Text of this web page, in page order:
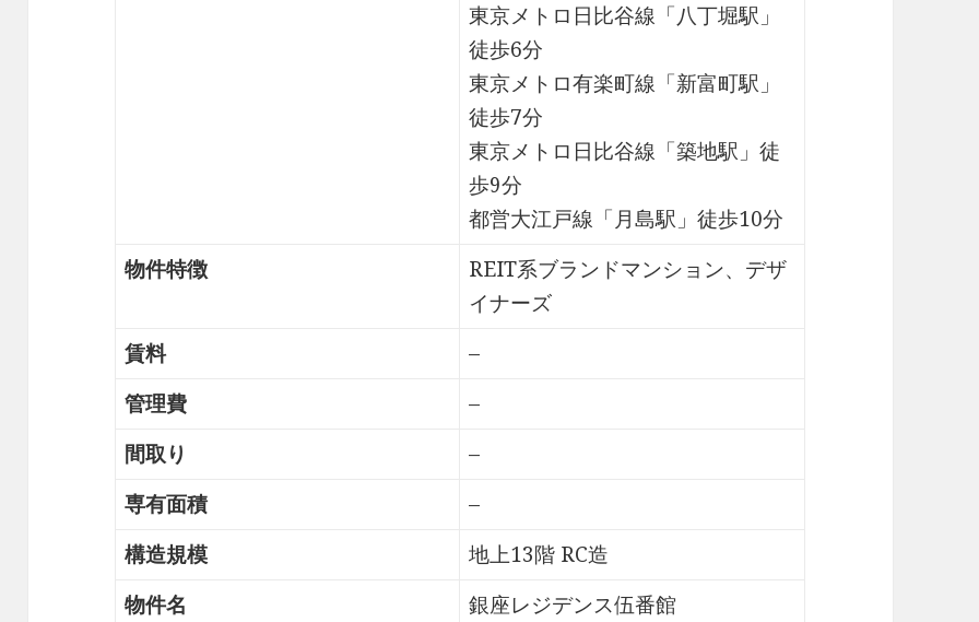
東京メトロ日比谷線「八丁堀駅」
徒歩6分
東京メトロ有楽町線「新富町駅」
徒歩7分
東京メトロ日比谷線「築地駅」徒
歩9分
都営大江戸線「月島駅」徒歩10分
物件特徴
REIT系ブランドマンション、デザ
イナーズ
賃料
–
管理費
–
間取り
–
専有面積
–
構造規模
地上13階 RC造
物件名
銀座レジデンス伍番館